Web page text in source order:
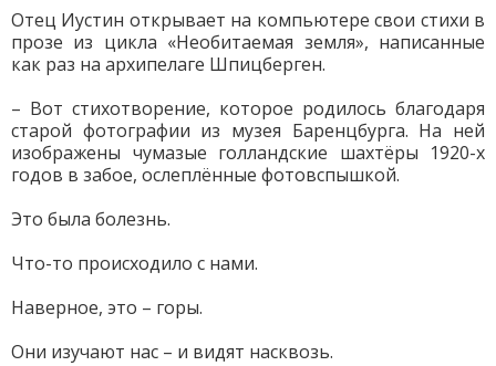
Отец Иустин открывает на компьютере свои стихи в
прозе из цикла «Необитаемая земля», написанные
как раз на архипелаге Шпицберген.
– Вот стихотворение, которое родилось благодаря
старой фотографии из музея Баренцбурга. На ней
изображены чумазые голландские шахтёры 1920-х
годов в забое, ослеплённые фотовспышкой.
Это была болезнь.
Что-то происходило с нами.
Наверное, это – горы.
Они изучают нас – и видят насквозь.